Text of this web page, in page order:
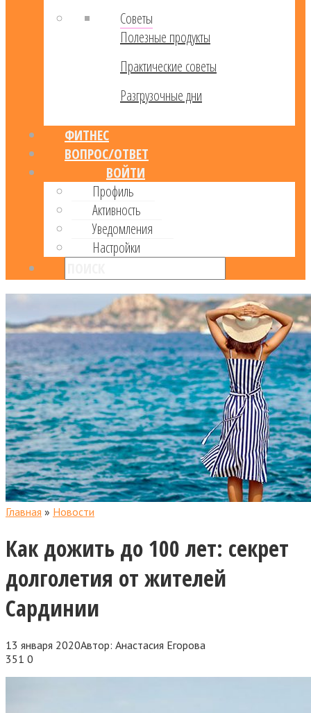
Советы
Полезные продукты
Практические советы
Разгрузочные дни
ФИТНЕС
ВОПРОС/ОТВЕТ
ВОЙТИ
Профиль
Активность
Уведомления
Настройки
Главная » Новости
Как дожить до 100 лет: секрет
долголетия от жителей
Сардинии
13 января 2020Автор: Анастасия Егорова
351 0